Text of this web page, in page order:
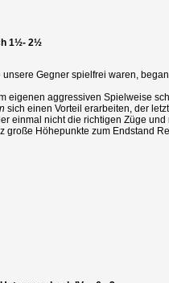
1½- 2½
Gegner spielfrei waren,
eigenen aggressiven Spielweise
sich einen Vorteil erarbeiten, der
einmal nicht die richtigen Züge
große Höhepunkte zum Endstand